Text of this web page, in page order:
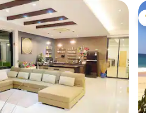
dans la villa.